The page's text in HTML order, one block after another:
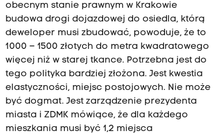
obecnym stanie prawnym w Krakowie
budowa drogi dojazdowej do osiedla, którą
deweloper musi zbudować, powoduje, że to
1000 – 1500 złotych do metra kwadratowego
więcej niż w starej tkance. Potrzebna jest do
tego polityka bardziej złożona. Jest kwestia
elastyczności, miejsc postojowych. Nie może
być dogmat. Jest zarządzenie prezydenta
miasta i ZDMK mówiące, że dla każdego
mieszkania musi być 1,2 miejsca